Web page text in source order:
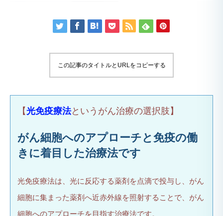
この記事のタイトルとURLをコピーする
【光免疫療法というがん治療の選択肢】
がん細胞へのアプローチと免疫の働
きに着目した治療法です
光免疫療法は、光に反応する薬剤を点滴で投与し、がん
細胞に集まった薬剤へ近赤外線を照射することで、がん
細胞へのアプローチを目指す治療法です。